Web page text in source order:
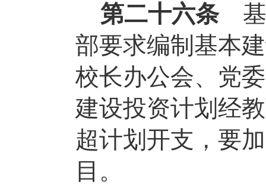
第二十六条
部要求编制基本
校长办公会、党
建设投资计划经
超计划开支，要
目。